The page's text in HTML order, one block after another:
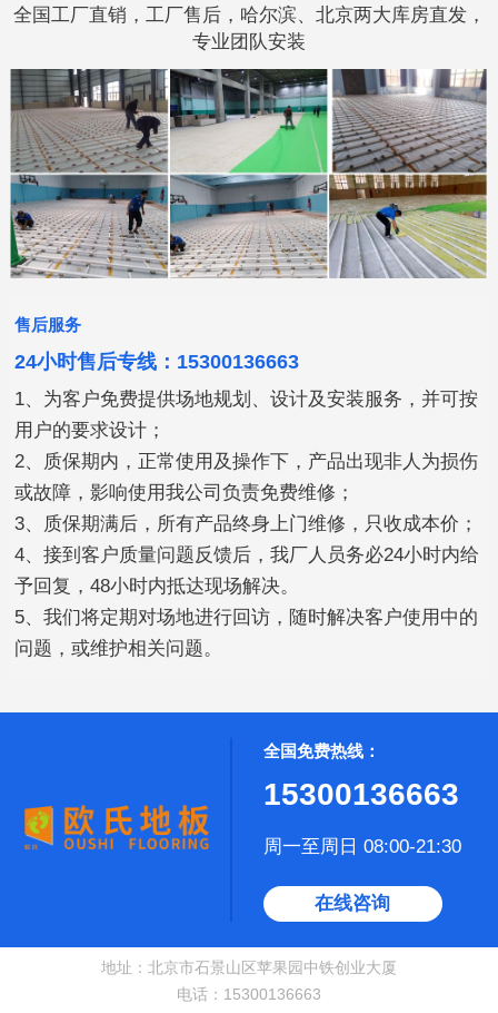
全国工厂直销，工厂售后，哈尔滨、北京两大库房直发，
专业团队安装
售后服务
24小时售后专线：15300136663
1、为客户免费提供场地规划、设计及安装服务，并可按
用户的要求设计；
2、质保期内，正常使用及操作下，产品出现非人为损伤
或故障，影响使用我公司负责免费维修；
3、质保期满后，所有产品终身上门维修，只收成本价；
4、接到客户质量问题反馈后，我厂人员务必24小时内给
予回复，48小时内抵达现场解决。
5、我们将定期对场地进行回访，随时解决客户使用中的
问题，或维护相关问题。
全国免费热线：
15300136663
周一至周日 08:00-21:30
在线咨询
地址：北京市石景山区苹果园中铁创业大厦
电话：15300136663